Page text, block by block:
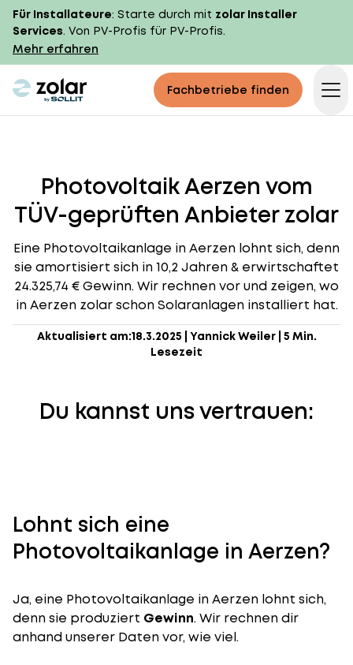
Für Installateure: Starte durch mit zolar Installer
Services. Von PV-Profis für PV-Profis.
Mehr erfahren
zolar logo Fachbetriebe finden
Photovoltaik Aerzen vom
TÜV-geprüften Anbieter zolar
Eine Photovoltaikanlage in Aerzen lohnt sich, denn
sie amortisiert sich in 10,2 Jahren & erwirtschaftet
24.325,74 € Gewinn. Wir rechnen vor und zeigen, wo
in Aerzen zolar schon Solaranlagen installiert hat.
Aktualisiert am:18.3.2025 Yannick Weiler| 5 Min.
Lesezeit
Du kannst uns vertrauen:
Lohnt sich eine
Photovoltaikanlage in Aerzen?
Ja, eine Photovoltaikanlage in Aerzen lohnt sich,
denn sie produziert Gewinn. Wir rechnen dir
anhand unserer Daten vor, wie viel.